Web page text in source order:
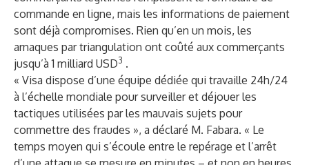
commande en ligne, mais les informations de paiement
sont déjà compromises. Rien qu’en un mois, les
arnaques par triangulation ont coûté aux commerçants
jusqu’à 1 milliard USD3 .
« Visa dispose d’une équipe dédiée qui travaille 24h/24
à l’échelle mondiale pour surveiller et déjouer les
tactiques utilisées par les mauvais sujets pour
commettre des fraudes », a déclaré M. Fabara. « Le
temps moyen qui s’écoule entre le repérage et l’arrêt